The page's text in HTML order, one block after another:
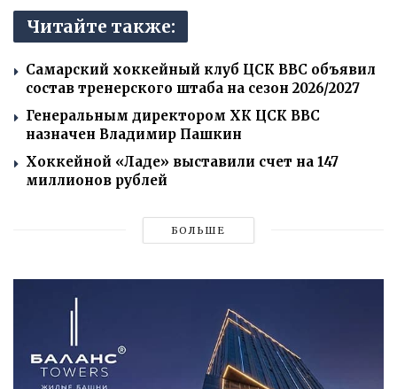
Читайте также:
Самарский хоккейный клуб ЦСК ВВС объявил
состав тренерского штаба на сезон 2026/2027
Генеральным директором ХК ЦСК ВВС
назначен Владимир Пашкин
Хоккейной «Ладе» выставили счет на 147
миллионов рублей
БОЛЬШЕ